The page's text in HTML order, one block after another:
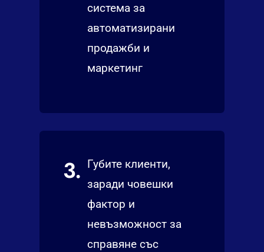
система за
автоматизирани
продажби и
маркетинг
3. Губите клиенти,
заради човешки
фактор и
невъзможност за
справяне със